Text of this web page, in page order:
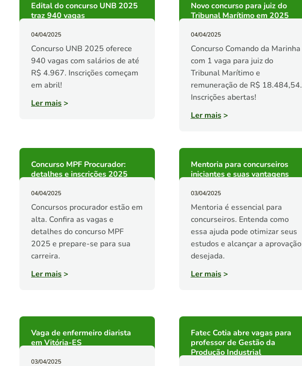
Edital do concurso UNB 2025
traz 940 vagas
04/04/2025
Concurso UNB 2025 oferece
940 vagas com salários de até
R$ 4.967. Inscrições começam
em abril!
Ler mais>
Novo concurso para juiz do
Tribunal Marítimo em 2025
04/04/2025
Concurso Comando da Marinha
com 1 vaga para juiz do
Tribunal Marítimo e
remuneração de R$ 18.484,54.
Inscrições abertas!
Ler mais>
Concurso MPF Procurador:
detalhes e inscrições 2025
04/04/2025
Concursos procurador estão em
alta. Confira as vagas e
detalhes do concurso MPF
2025 e prepare-se para sua
carreira.
Ler mais>
Mentoria para concurseiros
iniciantes e suas vantagens
03/04/2025
Mentoria é essencial para
concurseiros. Entenda como
essa ajuda pode otimizar seus
estudos e alcançar a aprovação
desejada.
Ler mais>
Vaga de enfermeiro diarista
em Vitória-ES
03/04/2025
Fatec Cotia abre vagas para
professor de Gestão da
Produção Industrial